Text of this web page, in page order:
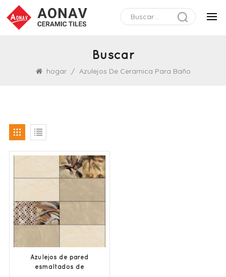
Buscar
hogar / Azulejos De Ceramica Para Baño
Azulejos de pared
esmaltados de